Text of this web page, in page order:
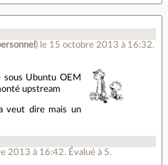
) le 15 octobre 2013 à 16:32.
sous Ubuntu OEM
upstream
veut dire mais un
2013 à 16:42. Évalué à 5.